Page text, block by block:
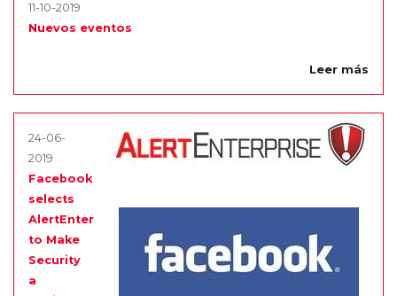
11-10-2019
Nuevos eventos
Leer más
24-06-
2019
Facebook
selects
AlertEnterprise
to Make
Security
a